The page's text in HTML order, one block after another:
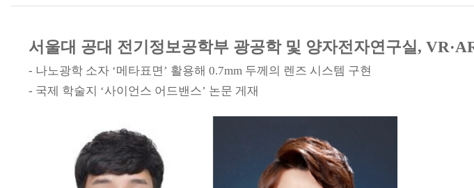
서울대 공대 전기정보공학부 광공학 및 양자전자연구실,
- 나노광학 소자 ‘메타표면’ 활용해 0.7mm 두께의 렌즈 시스템 구현
- 국제 학술지 ‘사이언스 어드밴스’ 논문 게재